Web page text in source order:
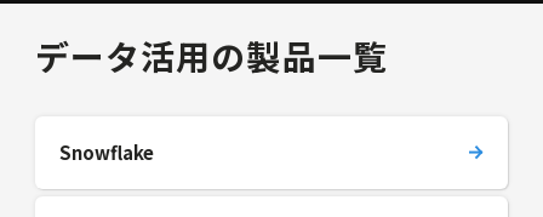
データ活用の製品一覧
Snowflake